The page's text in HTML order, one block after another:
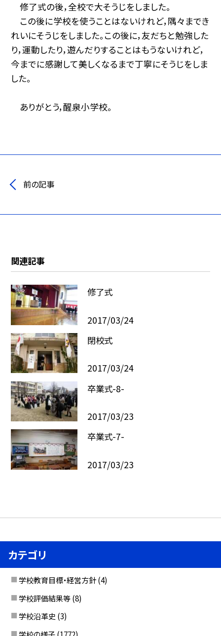
修了式の後，全校で大そうじをしました。
この後に学校を使うことはないけれど，隅々までき
れいにそうじをしました。この後に，友だちと勉強した
り，運動したり，遊んだりすることはもうないけれど，
今までに感謝して美しくなるまで丁寧にそうじをしま
した。
ありがとう，醒泉小学校。
前の記事
関連記事
修了式
2017/03/24
閉校式
2017/03/24
卒業式-8-
2017/03/23
卒業式-7-
2017/03/23
カテゴリ
学校教育目標・経営方針 (4)
学校評価結果等 (8)
学校沿革史 (3)